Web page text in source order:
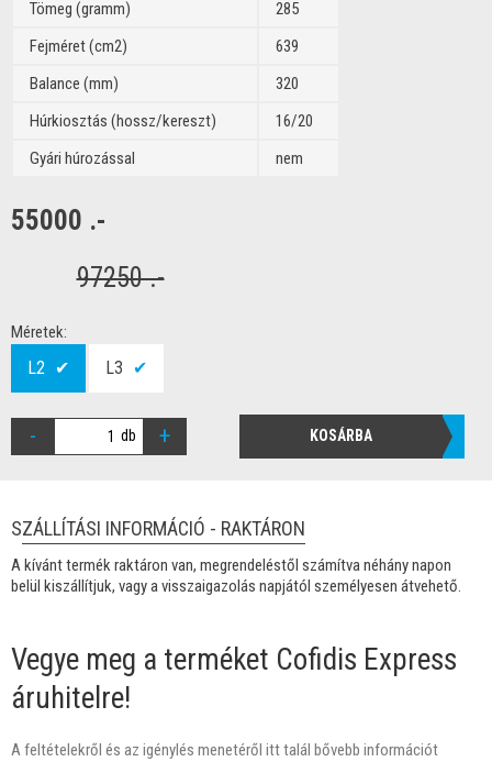
Tömeg (gramm)
285
Fejméret (cm2)
639
Balance (mm)
320
Húrkiosztás (hossz/kereszt)
16/20
Gyári húrozással
nem
55000 .-
97250 .-
Méretek:
L2 ✔ L3 ✔
- db + KOSÁRBA
SZÁLLÍTÁSI INFORMÁCIÓ - RAKTÁRON
A kívánt termék raktáron van, megrendeléstől számítva néhány napon
belül kiszállítjuk, vagy a visszaigazolás napjától személyesen átvehető.
Vegye meg a terméket Cofidis Express
áruhitelre!
A feltételekről és az igénylés menetéről itt talál bővebb információt